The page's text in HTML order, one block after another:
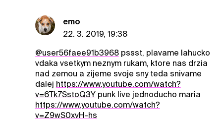
emo
22. 3. 2019, 19:38
@user56faee91b3968pssst, plavame lahucko
vdaka vsetkym neznym rukam, ktore nas drzia
nad zemou a zijeme svoje sny teda snivame
dalej https://www.youtube.com/watch?
v=6Tk7SstoQ3Ypunk live jednoducho maria
https://www.youtube.com/watch?
v=Z9wS0xvH-hs